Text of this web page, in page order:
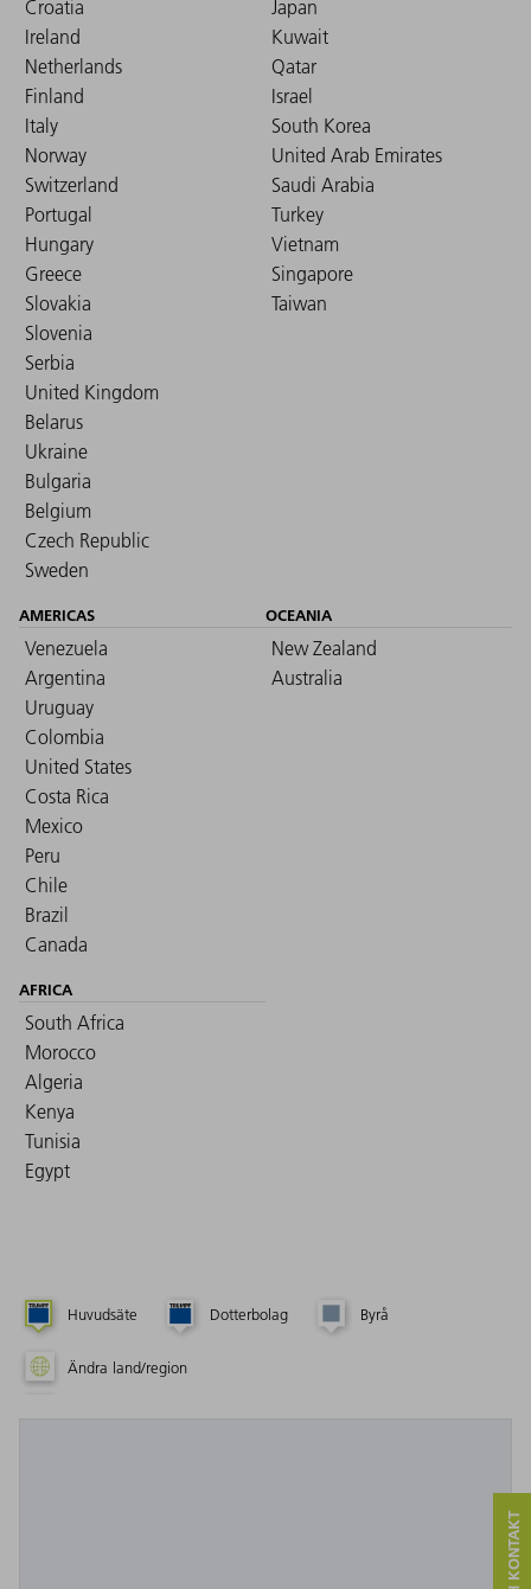
Croatia
Ireland
Netherlands
Finland
Italy
Norway
Switzerland
Portugal
Hungary
Greece
Slovakia
Slovenia
Serbia
United Kingdom
Belarus
Ukraine
Bulgaria
Belgium
Czech Republic
Sweden
Japan
Kuwait
Qatar
Israel
South Korea
United Arab Emirates
Saudi Arabia
Turkey
Vietnam
Singapore
Taiwan
AMERICAS
Venezuela
Argentina
Uruguay
Colombia
United States
Costa Rica
Mexico
Peru
Chile
Brazil
Canada
OCEANIA
New Zealand
Australia
AFRICA
South Africa
Morocco
Algeria
Kenya
Tunisia
Egypt
Huvudsäte Dotterbolag Byrå
Ändra land/region